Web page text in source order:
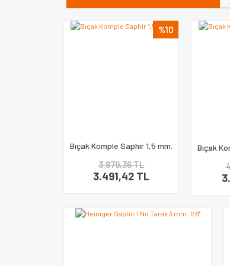
Ürün açıklamasında eksik bilgiler
%10
Bıçak Komple Saphir 1,5 mm.
3.879,36 TL
3.491,42 TL
Bıçak